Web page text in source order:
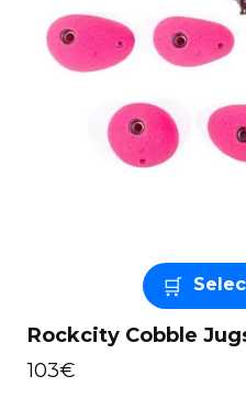
Rockcity Cobble
103€